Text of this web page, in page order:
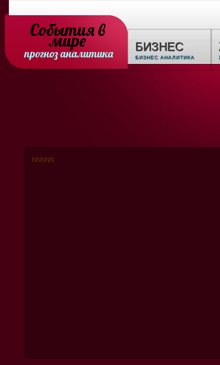
События в
мире
прогноз аналитика
БИЗНЕС
БИЗНЕС АНАЛИТИКА
N N N N N